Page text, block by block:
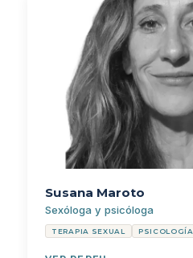
Susana Maroto
Sexóloga y psicóloga
TERAPIA SEXUAL PSICOLOGÍA